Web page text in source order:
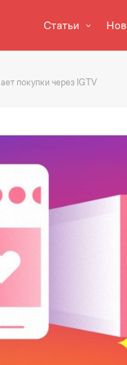
Статьи
покупки через IGTV